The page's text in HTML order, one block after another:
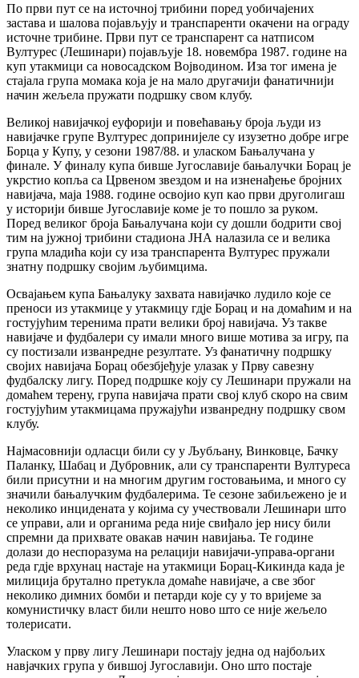
По први пут се на источној трибини поред уобичајених
застава и шалова појављују и транспаренти окачени на ограду
источне трибине. Први пут се транспарент са натписом
Вултурес (Лешинари) појављује 18. новембра 1987. године на
куп утакмици са новосадском Војводином. Иза тог имена је
стајала група момака која је на мало другачији фанатичнији
начин жељела пружати подршку свом клубу.
Великој навијачкој еуфорији и повећавању броја људи из
навијачке групе Вултурес допринијеле су изузетно добре игре
Борца у Купу, у сезони 1987/88. и уласком Бањалучана у
финале. У финалу купа бивше Југославије бањалучки Борац је
укрстио копља са Црвеном звездом и на изненађење бројних
навијача, маја 1988. године освојио куп као први друголигаш
у историји бивше Југославије коме је то пошло за руком.
Поред великог броја Бањалучана који су дошли бодрити свој
тим на јужној трибини стадиона ЈНА налазила се и велика
група младића који су иза транспарента Вултурес пружали
знатну подршку својим љубимцима.
Освајањем купа Бањалуку захвата навијачко лудило које се
преноси из утакмице у утакмицу гдје Борац и на домаћим и на
гостујућим теренима прати велики број навијача. Уз такве
навијаче и фудбалери су имали много више мотива за игру, па
су постизали изванредне резултате. Уз фанатичну подршку
својих навијача Борац обезбјеђује улазак у Прву савезну
фудбалску лигу. Поред подршке коју су Лешинари пружали на
домаћем терену, група навијача прати свој клуб скоро на свим
гостујућим утакмицама пружајући изванредну подршку свом
клубу.
Најмасовнији одласци били су у Љубљану, Винковце, Бачку
Паланку, Шабац и Дубровник, али су транспаренти Вултуреса
били присутни и на многим другим гостовањима, и много су
значили бањалучким фудбалерима. Те сезоне забиљежено је и
неколико инцидената у којима су учествовали Лешинари што
се управи, али и органима реда није свиђало јер нису били
спремни да прихвате овакав начин навијања. Те године
долази до неспоразума на релацији навијачи-управа-органи
реда гдје врхунац настаје на утакмици Борац-Кикинда када је
милиција брутално претукла домаће навијаче, а све због
неколико димних бомби и петарди које су у то вријеме за
комунистичку власт били нешто ново што се није жељело
толерисати.
Уласком у прву лигу Лешинари постају једна од најбољих
навјачких група у бившој Југославији. Оно што постаје